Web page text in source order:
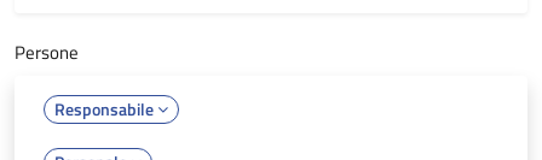
Persone
Responsabile